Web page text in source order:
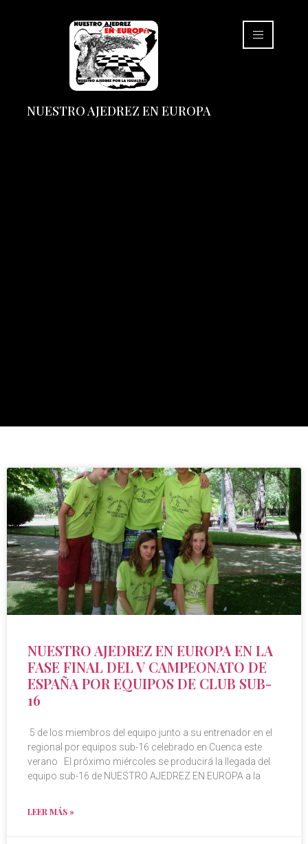
NUESTRO AJEDREZ EN EUROPA
NUESTRO AJEDREZ EN EUROPA EN LA
FASE FINAL DEL V CAMPEONATO DE
ESPAÑA POR EQUIPOS DE CLUB SUB-
16
5 de los miembros del equipo junto a su entrenador en el
regional por equipos sub-16 celebrado en Cuenca este
verano El próximo miércoles se producirá la llegada del
equipo sub-16 de NUESTRO AJEDREZ EN EUROPA a la
LEER MÁS »